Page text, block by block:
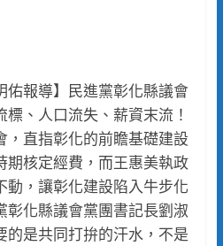
佑報導】民進黨彰化縣議會
、人口流失、薪資末流！
，直指彰化的前瞻基礎建設
期核定經費，而王惠美執政
動，讓彰化建設陷入牛步化
彰化縣議會黨團書記長劉淑
的是共同打拚的汗水，不是